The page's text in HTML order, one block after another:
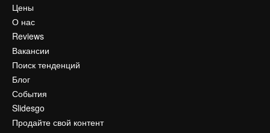
Цены
О нас
Reviews
Вакансии
Поиск тенденций
Блог
События
Slidesgo
Продайте свой контент